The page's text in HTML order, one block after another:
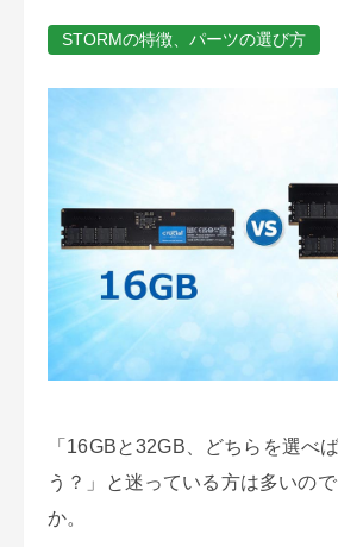
STORMの特徴、パーツの選び方
「16GBと32GB、どちらを選べ
う？」と迷っている方は多いの
か。